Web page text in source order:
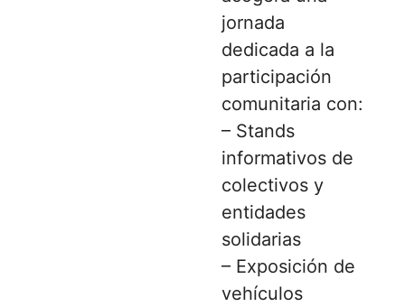
jornada
dedicada a la
participación
comunitaria con:
– Stands
informativos de
colectivos y
entidades
solidarias
– Exposición de
vehículos